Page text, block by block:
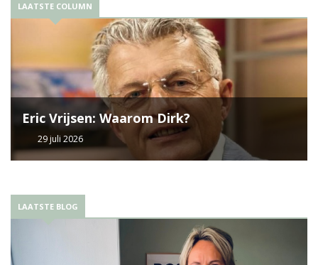
LAATSTE COLUMN
Eric Vrijsen: Waarom Dirk?
29 juli 2026
LAATSTE BLOG